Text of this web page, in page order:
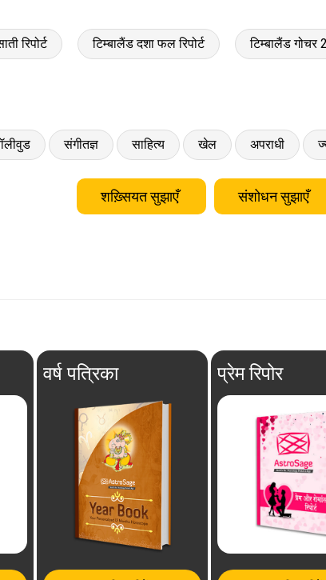
रिपोर्ट टिम्बालैंड दशा फल रिपोर्ट टिम्बालैंड गोचर
संगीतज्ञ साहित्य खेल अपराधी
शख़्सियत सुझाएँ संशोधन सुझाएँ
वर्ष पत्रिका प्रेम रिपोर